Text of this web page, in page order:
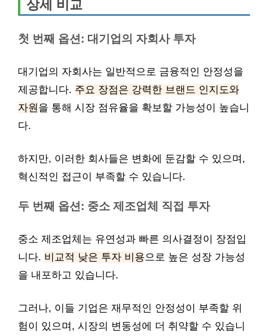
상세 비교
첫 번째 옵션: 대기업의 자회사 투자
대기업의 자회사는 일반적으로 금융적인 안정성을
제공합니다. 주요 장점은 강력한 브랜드 인지도와
자원 을 통해 시장 점유율을 확보할 가능성이 높습니
다.
하지만, 이러한 회사들은 변화에 둔감할 수 있으며,
혁신적인 접근이 부족할 수 있습니다.
두 번째 옵션: 중소 제조업체 직접 투자
중소 제조업체는 유연성과 빠른 의사결정이 장점입
니다. 비교적 낮은 투자 비용으로 높은 성장 가능성
을 내포하고 있습니다.
그러나, 이들 기업은 재무적인 안정성이 부족할 위
험이 있으며, 시장의 변동성에 더 취약할 수 있습니